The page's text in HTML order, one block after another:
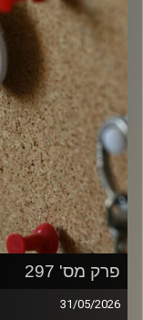
פרק מס' 297
31/05/2026